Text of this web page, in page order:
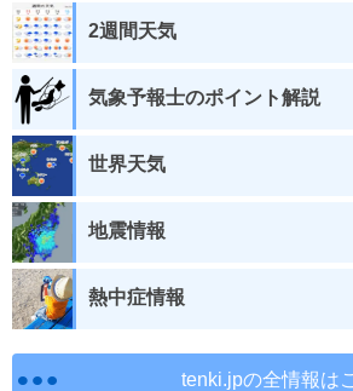
2週間天気
気象予報士のポイント解説
世界天気
地震情報
熱中症情報
tenki.jpの全情報は